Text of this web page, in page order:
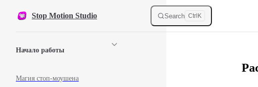
Skip to content
Stop Motion Studio Search Ctrl K
Начало работы
Магия стоп-моушена